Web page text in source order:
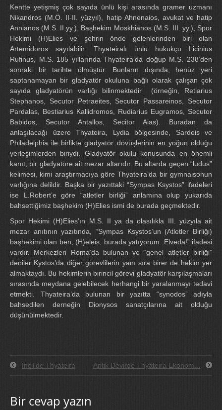
Kentte yetişmiş çok sayıda ünlü kişi arasında gramer uzmanı
Nikandros (M.Ö. II-II. yüzyıl), hatip Ahnenaios, avukat ve hatip
Annianos (M.S. II.yy.), Başhekim Moskhianos (M.S. III. yy.), Spor
Hekimi (H)Elies ve şehrin önde gelenlerinden biri olan
Artemidoros sayılabilir. Thyateiralı ünlü hukukçu Licinius
Rufinus, M.S. 185 yıllarında Thyateira’da doğup M.S. 238’den
sonraki bir tarihte ölmüştür. Bunların dışında, henüz yeri
saptanamayan bir gladyatör okuluna bağlı olarak çalışan çok
sayıda gladyatörün varlığı bilinmektedir (örneğin, Retiarius
Stephanos, Secutor Petraeites, Secutor Passareinos, Secutor
Pardalas, Bestiarius Kallidromos, Rudiarius Eugramos, Secutor
Babidos, Secutor Antallos, Secitor Aias). Buradan da
anlaşılacağı üzere Thyateira, Lydia bölgesinde, Sardeis ve
Philadelphia ile birlikte gladyatör dövüşlerinin en yoğun olduğu
yerleşimlerden biriydi. Gladyatör okulu konusunda en önemli
kanıt, bir gladyatöre ait mezar altarıdır. Bu altarda geçen “ludus”
kelimesi, kimi araştırmacıya göre Thyateira’da bir gymnaisonun
varlığına delildir. Başka bir yazıttaki “Sympas Ksystos” ifadeleri
ise L.Robert’e göre “atletler birliği” anlamına olup yukarıda
bahsettiğimiz başhekim (H)Elies ismi de burada geçmektedir.
Spor Hekimi (H)Elies’ın M.S. II ya da olasılıkla III. yüzyıla ait
mezar anıtının yazıtında, “Sympas Ksystos’un (Atletler Birliği)
başhekimi olan ben, (H)eleis, burada yatıyorum. Elveda!” ifadesi
vardır. Merkezleri Roma’da bulunan ve “genel atletler birliği”
deniler Kystos’da diğer görevlilerin yanı sıra birer de hekim yer
almaktaydı. Bu hekimlerin birincil görevi gladyatör karşılaşmaları
sırasında meydana gelebilecek herhangi bir yaralanmayı tedavi
etmekti. Thyateira’da bulunan bir yazıtta “synodos” adıyla
bahsedilen derneğin Dionysos sanatçılarına ait olduğu
düşünülmektedir.
İncil’de Thyateira Antik Devirde Thyateira Ekonom...
Bir cevap yazın